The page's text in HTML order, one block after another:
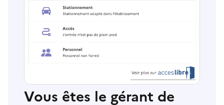
Vous êtes le gérant de